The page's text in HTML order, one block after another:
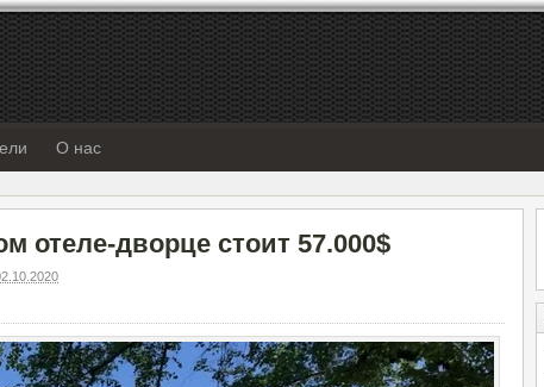
О нас
отеле-дворце стоит 57.000$